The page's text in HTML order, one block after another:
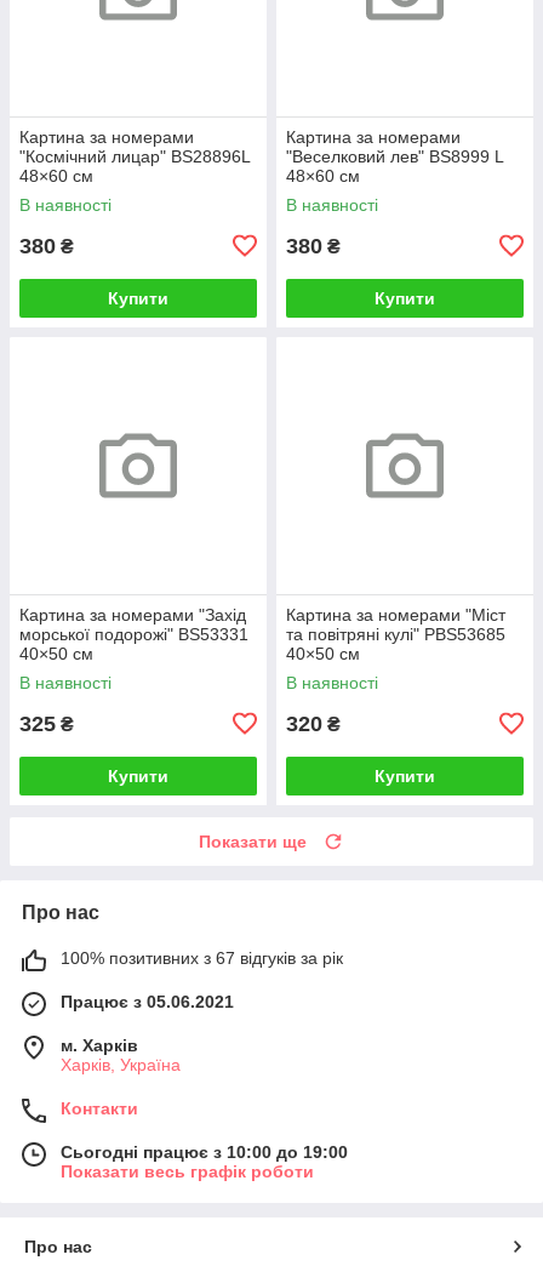
Картина за номерами
"Космічний лицар" BS28896L
48×60 см
В наявності
380 ₴
Купити
Картина за номерами
"Веселковий лев" BS8999 L
48×60 см
В наявності
380 ₴
Купити
Картина за номерами "Захід
морської подорожі" BS53331
40×50 см
В наявності
325 ₴
Купити
Картина за номерами "Міст
та повітряні кулі" PBS53685
40×50 см
В наявності
320 ₴
Купити
Показати ще
Про нас
100% позитивних з 67 відгуків за рік
Працює з 05.06.2021
м. Харків
Харків, Україна
Контакти
Сьогодні працює з 10:00 до 19:00
Показати весь графік роботи
Про нас